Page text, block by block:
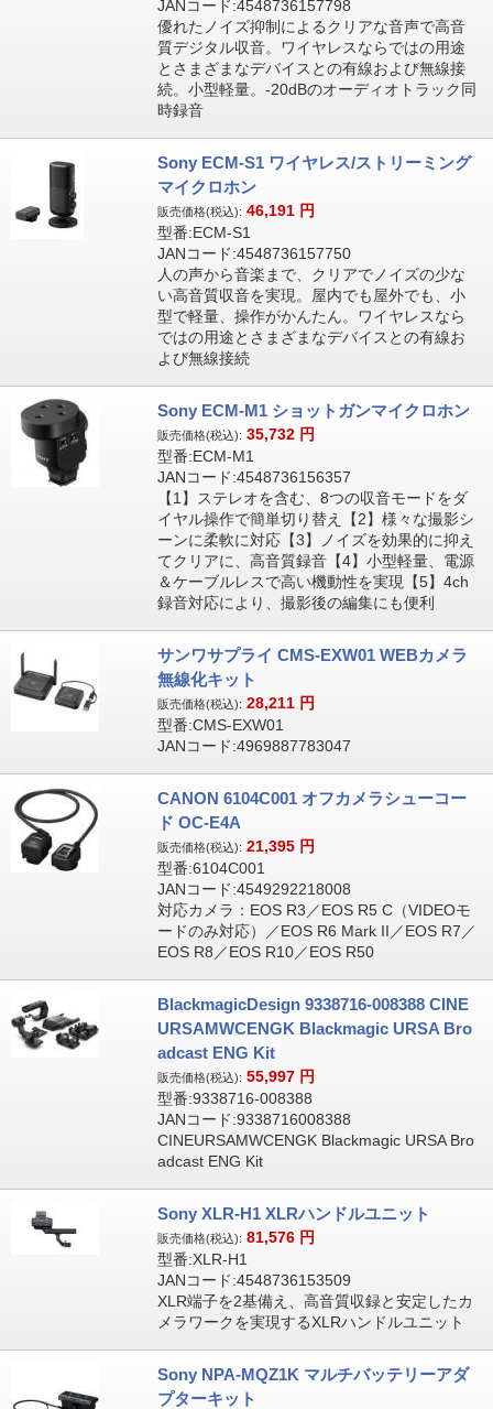
JANコード:4548736157798
優れたノイズ抑制によるクリアな音声で高音
質デジタル収音。ワイヤレスならではの用途
とさまざまなデバイスとの有線および無線接
続。小型軽量。-20dBのオーディオトラック同
時録音
Sony ECM-S1 ワイヤレス/ストリーミング
マイクロホン
販売価格(税込): 46,191 円
型番:ECM-S1
JANコード:4548736157750
人の声から音楽まで、クリアでノイズの少な
い高音質収音を実現。屋内でも屋外でも、小
型で軽量、操作がかんたん。ワイヤレスなら
ではの用途とさまざまなデバイスとの有線お
よび無線接続
Sony ECM-M1 ショットガンマイクロホン
販売価格(税込): 35,732 円
型番:ECM-M1
JANコード:4548736156357
【1】ステレオを含む、8つの収音モードをダ
イヤル操作で簡単切り替え【2】様々な撮影シ
ーンに柔軟に対応【3】ノイズを効果的に抑え
てクリアに、高音質録音【4】小型軽量、電源
＆ケーブルレスで高い機動性を実現【5】4ch
録音対応により、撮影後の編集にも便利
サンワサプライ CMS-EXW01 WEBカメラ
無線化キット
販売価格(税込): 28,211 円
型番:CMS-EXW01
JANコード:4969887783047
CANON 6104C001 オフカメラシューコー
ド OC-E4A
販売価格(税込): 21,395 円
型番:6104C001
JANコード:4549292218008
対応カメラ：EOS R3／EOS R5 C（VIDEOモ
ードのみ対応）／EOS R6 Mark II／EOS R7／
EOS R8／EOS R10／EOS R50
BlackmagicDesign 9338716-008388 CINE
URSAMWCENGK Blackmagic URSA Bro
adcast ENG Kit
販売価格(税込): 55,997 円
型番:9338716-008388
JANコード:9338716008388
CINEURSAMWCENGK Blackmagic URSA Bro
adcast ENG Kit
Sony XLR-H1 XLRハンドルユニット
販売価格(税込): 81,576 円
型番:XLR-H1
JANコード:4548736153509
XLR端子を2基備え、高音質収録と安定したカ
メラワークを実現するXLRハンドルユニット
Sony NPA-MQZ1K マルチバッテリーアダ
プターキット